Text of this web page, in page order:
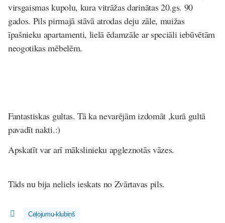
virsgaismas kupolu, kura vitrāžas darinātas 20.gs. 90
gados. Pils pirmajā stāvā atrodas deju zāle, muižas
īpašnieku apartamenti, lielā ēdamzāle ar speciāli iebūvētām
neogotikas mēbelēm.
Fantastiskas gultas. Tā ka nevarējām izdomāt ,kurā gultā
pavadīt nakti.:)
Apskatīt var arī mākslinieku apgleznotās vāzes.
Tāds nu bija neliels ieskats no Zvārtavas pils.
Ceļojumu-klubiņš